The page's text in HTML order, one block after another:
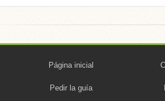
Página inicial
Pedir la guía